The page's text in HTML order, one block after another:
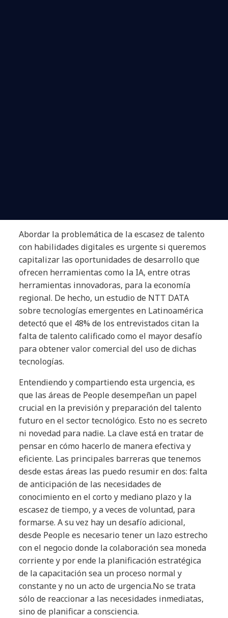
Abordar la problemática de la escasez de talento
con habilidades digitales es urgente si queremos
capitalizar las oportunidades de desarrollo que
ofrecen herramientas como la IA, entre otras
herramientas innovadoras, para la economía
regional. De hecho, un estudio de NTT DATA
sobre tecnologías emergentes en Latinoamérica
detectó que el 48% de los entrevistados citan la
falta de talento calificado como el mayor desafío
para obtener valor comercial del uso de dichas
tecnologías.
Entendiendo y compartiendo esta urgencia, es
que las áreas de People desempeñan un papel
crucial en la previsión y preparación del talento
futuro en el sector tecnológico. Esto no es secreto
ni novedad para nadie. La clave está en tratar de
pensar en cómo hacerlo de manera efectiva y
eficiente. Las principales barreras que tenemos
desde estas áreas las puedo resumir en dos: falta
de anticipación de las necesidades de
conocimiento en el corto y mediano plazo y la
escasez de tiempo, y a veces de voluntad, para
formarse. A su vez hay un desafío adicional,
desde People es necesario tener un lazo estrecho
con el negocio donde la colaboración sea moneda
corriente y por ende la planificación estratégica
de la capacitación sea un proceso normal y
constante y no un acto de urgencia.No se trata
sólo de reaccionar a las necesidades inmediatas,
sino de planificar a consciencia.